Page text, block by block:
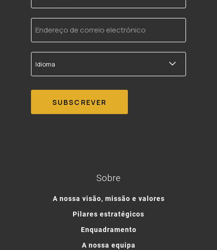
Endereço
de
correio
electrónico
Idioma
Sobre
A nossa visão, missão e valores
Pilares estratégicos
Enquadramento
A nossa equipa